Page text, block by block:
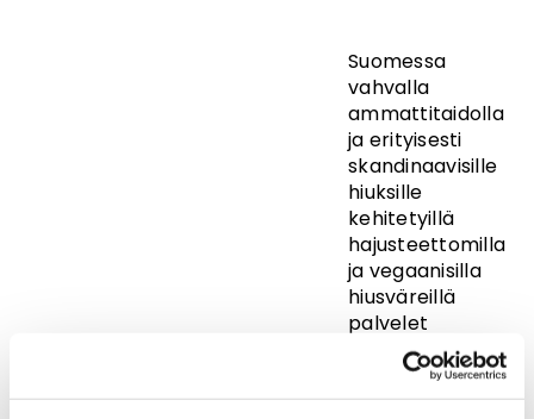
Suomessa
vahvalla
ammattitaidolla
ja erityisesti
skandinaavisille
hiuksille
kehitetyillä
hajusteettomilla
ja vegaanisilla
hiusväreillä
palvelet
asiakkaitasi
vastuullisin
mielin.